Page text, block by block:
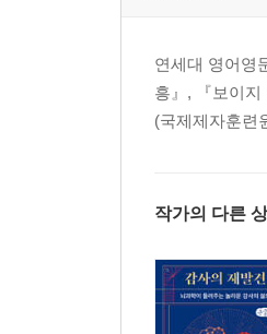
연세대 영어영
흥』, 『보이
(국제제자훈련
작가의 다른